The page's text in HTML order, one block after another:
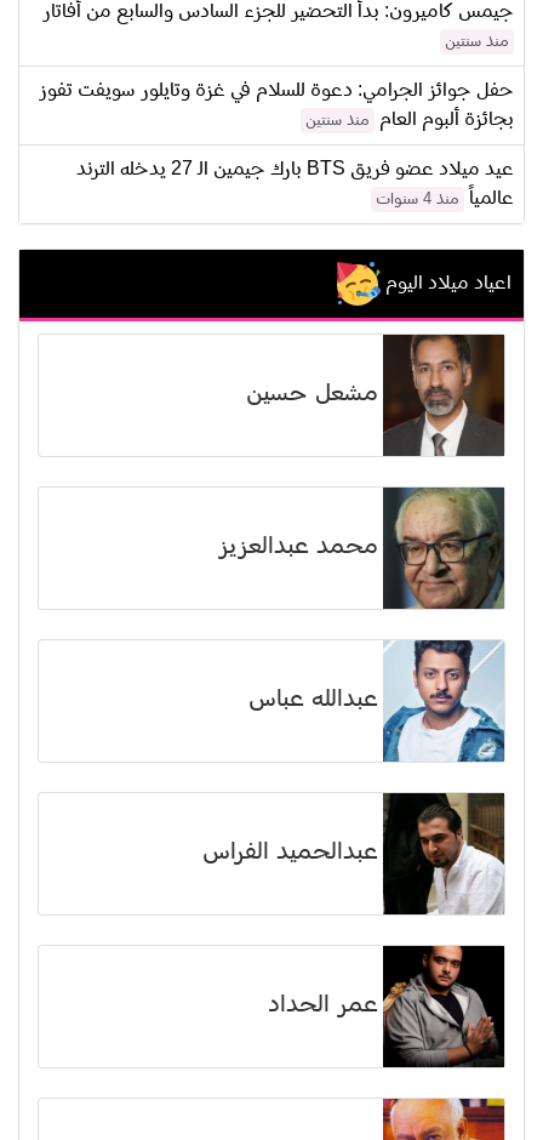
جيمس كاميرون: بدأ التحضير للجزء السادس والسابع من أفاتار
منذ سنتين
حفل جوائز الجرامي: دعوة للسلام في غزة وتايلور سويفت تفوز
بجائزة ألبوم العام
منذ سنتين
عيد ميلاد عضو فريق BTS بارك جيمين الـ 27 يدخله الترند
عالمياً
منذ 4 سنوات
اعياد ميلاد اليوم
مشعل حسين
محمد عبدالعزيز
عبدالله عباس
عبدالحميد الفراس
عمر الحداد